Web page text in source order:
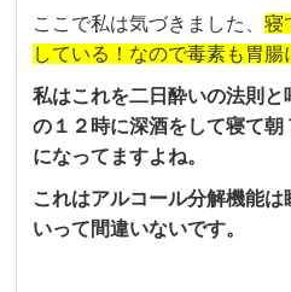
ここで私は気づきました、寝
している！なので毒素も胃腸
私はこれを二日酔いの法則
の１２時に深酒をして寝て
になってますよね。
これはアルコール分解機能
いって間違いないです。